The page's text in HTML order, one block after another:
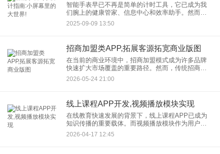
智能手表早已不再是简单的计时工具，它已成为我
们腕上的健康管家、信息中心和效率助手。然而，
面对这块仅有手机十几分之一大小的屏幕，如何为
用户呈现一个清晰、高效且愉悦的体验，对每一位
2025-09-09 13:50
招商加盟类APP,拓展客源拓宽商业版图
在当前的商业环境中，招商加盟模式成为许多品牌
快速扩大市场覆盖的重要路径。然而，传统招商方
式面临信息不对称、沟通成本高、客户跟进效率不
足等挑战。一款设计合理的招商加盟类APP，正成
2026-05-24 21:00
线上课程APP开发,视频播放模块实现
在线教育快速发展的背景下，线上课程APP已成为
知识传播的重要载体。而视频播放模块作为用户学
习的核心入口，其体验直接决定了课程完成率和用
户满意度。如何实现一个功能完善、播放流畅的视
2026-04-17 12:45